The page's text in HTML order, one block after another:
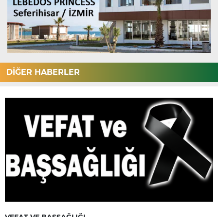
DİĞER HABERLER